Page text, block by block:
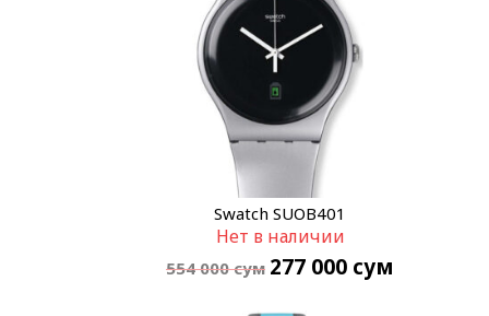
Swatch SUOB401
Нет в наличии
554 000сум 277 000 сум